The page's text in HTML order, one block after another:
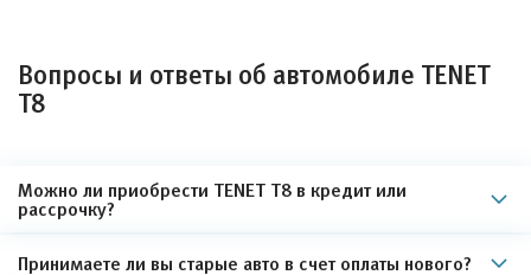
Вопросы и ответы об автомобиле TENET
T8
Можно ли приобрести TENET T8 в кредит или
рассрочку?
Принимаете ли вы старые авто в счет оплаты нового?